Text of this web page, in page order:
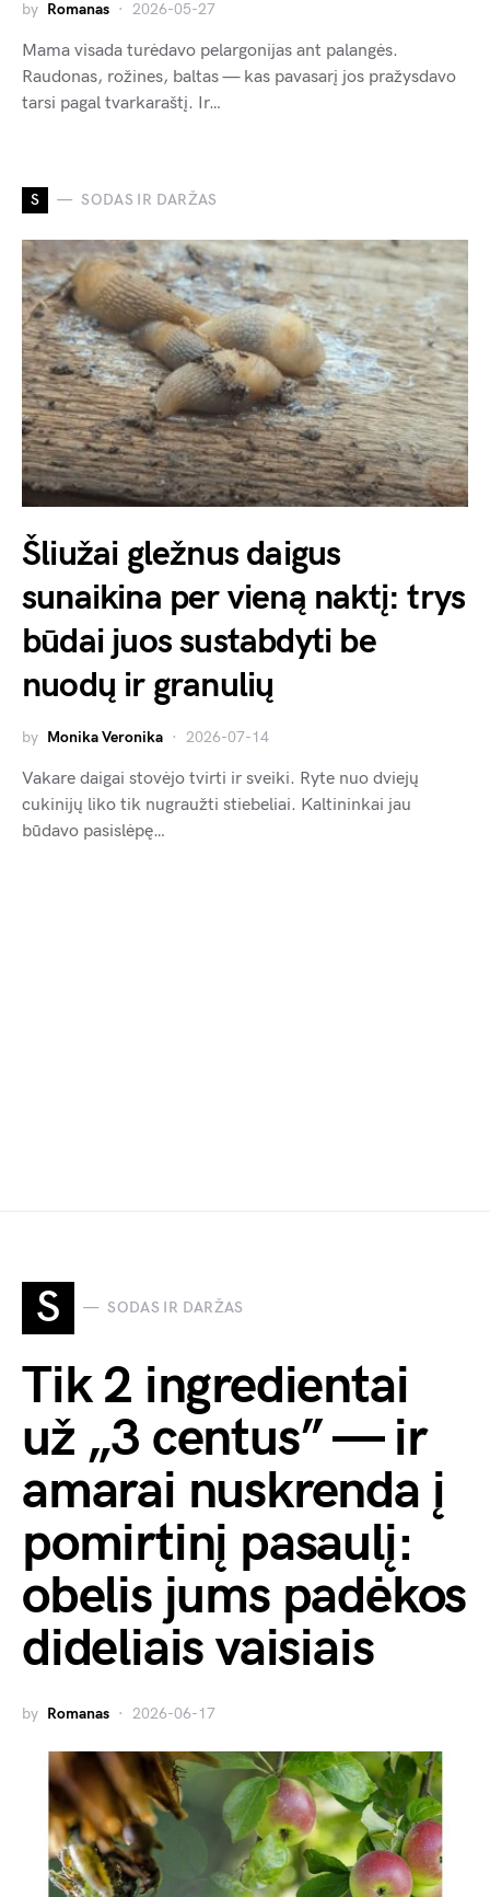
by Romanas 2026-05-27
Mama visada turėdavo pelargonijas ant palangės.
Raudonas, rožines, baltas — kas pavasarį jos pražysdavo
tarsi pagal tvarkaraštį. Ir…
S SODAS IR DARŽAS
Šliužai gležnus daigus
sunaikina per vieną naktį: trys
būdai juos sustabdyti be
nuodų ir granulių
by Monika Veronika 2026-07-14
Vakare daigai stovėjo tvirti ir sveiki. Ryte nuo dviejų
cukinijų liko tik nugraužti stiebeliai. Kaltininkai jau
būdavo pasislėpę…
S SODAS IR DARŽAS
Tik 2 ingredientai
už „3 centus” — ir
amarai nuskrenda į
pomirtinį pasaulį:
obelis jums padėkos
dideliais vaisiais
by Romanas 2026-06-17